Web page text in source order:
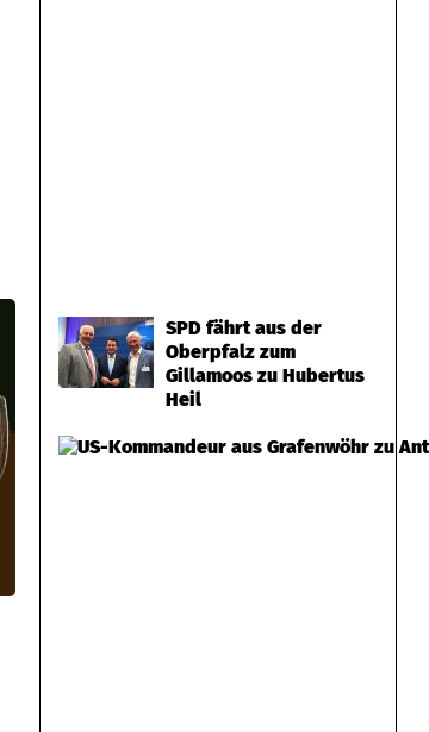
SPD fährt aus der
Oberpfalz zum
Gillamoos zu Hubertus
Heil